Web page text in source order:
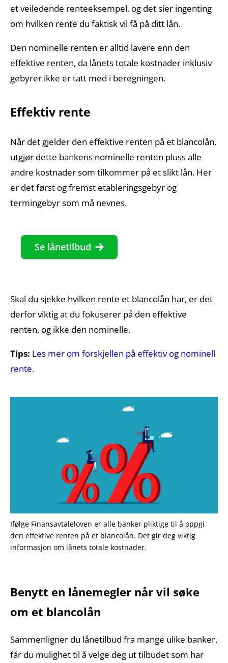
et veiledende renteeksempel, og det sier ingenting
om hvilken rente du faktisk vil få på ditt lån.
Den nominelle renten er alltid lavere enn den
effektive renten, da lånets totale kostnader inklusiv
gebyrer ikke er tatt med i beregningen.
Effektiv rente
Når det gjelder den effektive renten på et blancolån,
utgjør dette bankens nominelle renten pluss alle
andre kostnader som tilkommer på et slikt lån. Her
er det først og fremst etableringsgebyr og
termingebyr som må nevnes.
Se lånetilbud
Skal du sjekke hvilken rente et blancolån har, er det
derfor viktig at du fokuserer på den effektive
renten, og ikke den nominelle.
Tips: Les mer om forskjellen på effektiv og nominell
rente.
Ifølge Finansavtaleloven er alle banker pliktige til å oppgi
den effektive renten på et blancolån. Det gir deg viktig
informasjon om lånets totale kostnader.
Benytt en lånemegler når vil søke
om et blancolån
Sammenligner du lånetilbud fra mange ulike banker,
får du mulighet til å velge deg ut tilbudet som har